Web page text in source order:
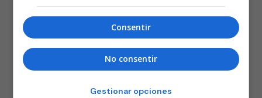
Consentir
No consentir
Gestionar opciones